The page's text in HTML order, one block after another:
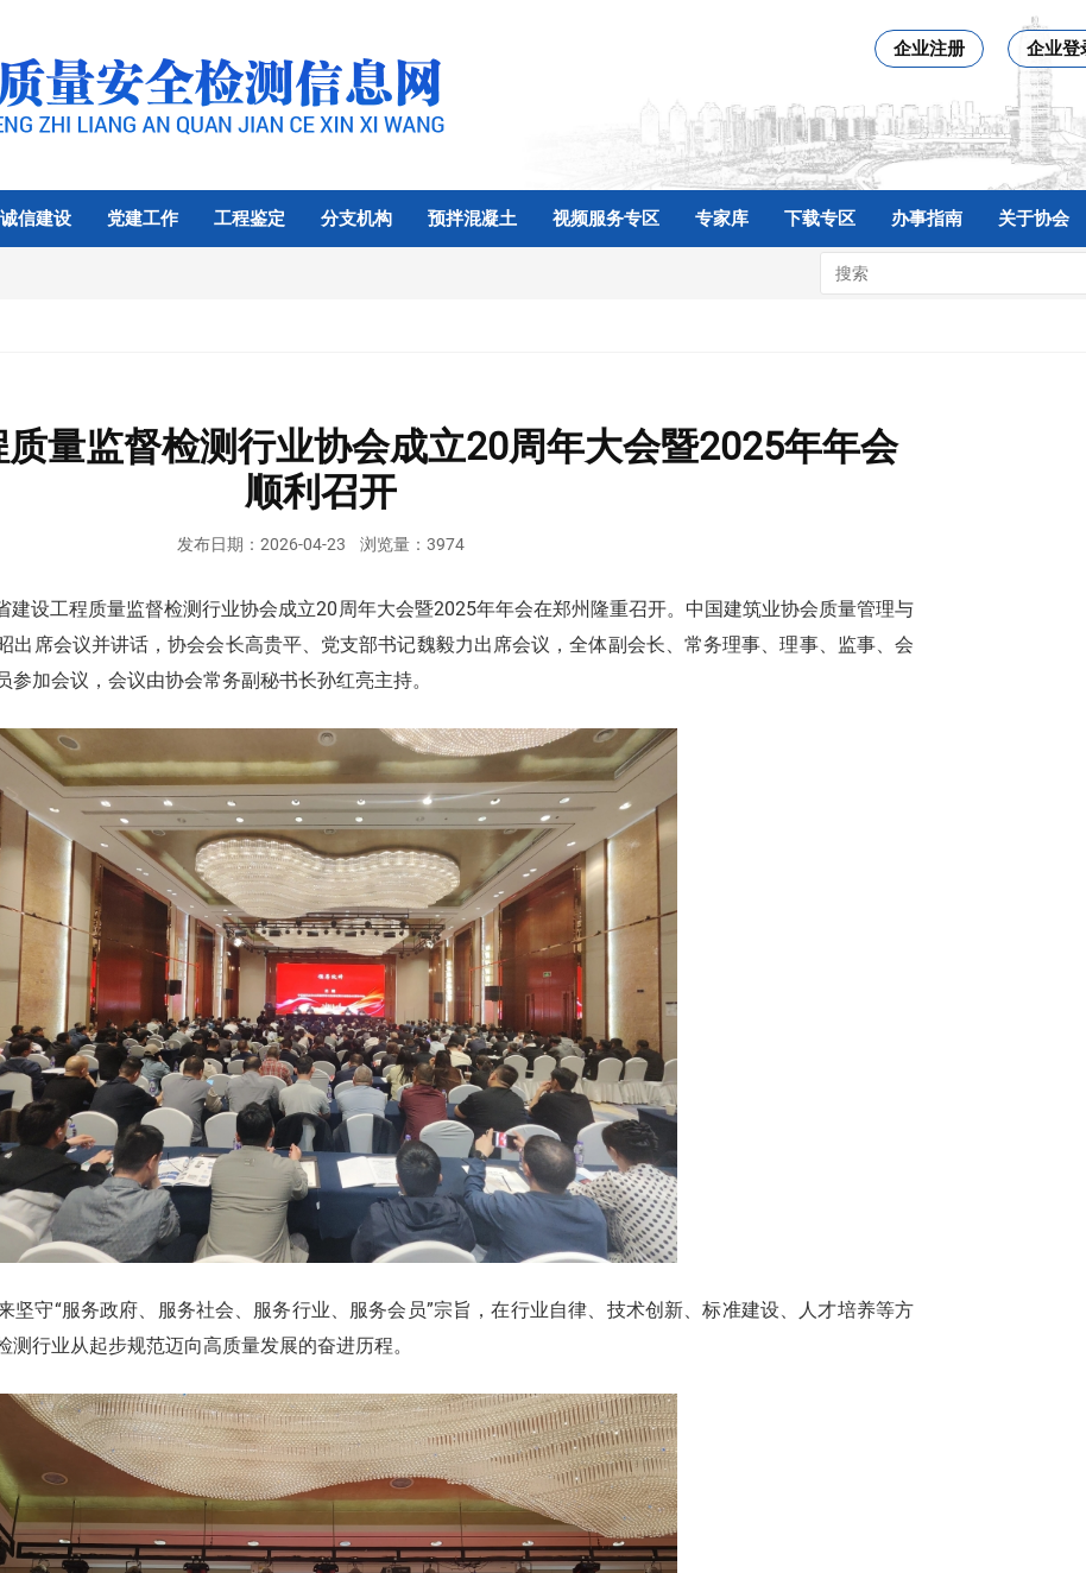
企业注册 企业登
诚信建设 党建工作 工程鉴定 分支机构 预拌混凝土 视频服务专区 专家库 下载专区 办事指南 关于协会
量监督检测行业协会成立20周年大会暨2025年年会
顺利召开
发布日期： 2026-04-23 浏览量： 3974
建设工程质量监督检测行业协会成立20周年大会暨2025年年会在郑州隆重召开。中国建筑业协会质量管理与
出席会议并讲话，协会会长高贵平、党支部书记魏毅力出席会议，全体副会长、常务理事、理事、监事、会
参加会议，会议由协会常务副秘书长孙红亮主持。
坚守“服务政府、服务社会、服务行业、服务会员”宗旨，在行业自律、技术创新、标准建设、人才培养等方
行业从起步规范迈向高质量发展的奋进历程。